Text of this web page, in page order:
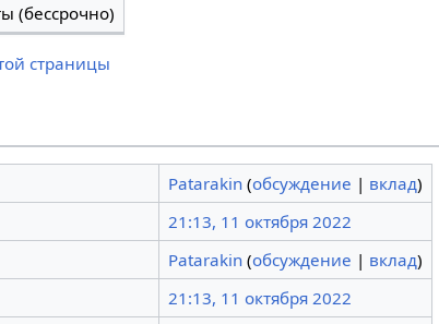
(бессрочно)
страницы
Patarakin (обсуждение | вклад)
21:13, 11 октября 2022
Patarakin (обсуждение | вклад)
21:13, 11 октября 2022